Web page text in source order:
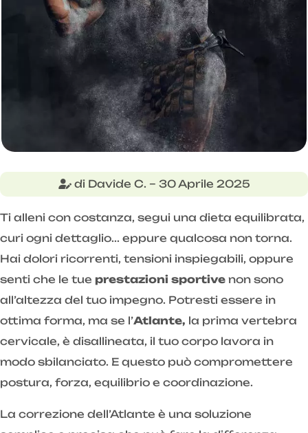
di Davide C. – 30 Aprile 2025
Ti alleni con costanza, segui una dieta equilibrata,
curi ogni dettaglio... eppure qualcosa non torna.
Hai dolori ricorrenti, tensioni inspiegabili, oppure
senti che le tue prestazioni sportive non sono
all’altezza del tuo impegno. Potresti essere in
ottima forma, ma se l’Atlante, la prima vertebra
cervicale, è disallineata, il tuo corpo lavora in
modo sbilanciato. E questo può compromettere
postura, forza, equilibrio e coordinazione.
La correzione dell’Atlante è una soluzione